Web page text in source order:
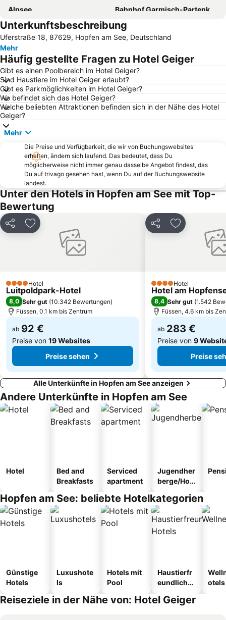
Alpsee
Bahnhof Garmisch-Partenkirchen
Breitachklamm
Plansee
Altstadt Füssen
Partnachklamm
Hohenschwangau
Rübezahl
Linderhof
Großer Alpsee
Kloster Ettal
Fellhorn-Kanzelwand
Bahnhof Füssen
bigBox Allgäu
Walchenseekraftwerk
Imbergbahn Steibis
Elbsee
Eibsee
Weinklause
Rottachsee
Skigebiet Nebelhorn
Klosterbräu
Staffelsee-Freibad
Area 47
Skilifte Oberjoch
Herzogstand
Classic Skigebiet Hausberg
Marienkapelle Hammersbach
Söllereck Ski Resort
Heini-Klopfer-Skiflugschanze
BMW Motorrad Days
Höllentalklamm
Grasgehren
Unterkunftsbeschreibung
Uferstraße 18, 87629, Hopfen am See, Deutschland
Mehr
Häufig gestellte Fragen zu Hotel Geiger
Gibt es einen Poolbereich im Hotel Geiger?
Sind Haustiere im Hotel Geiger erlaubt?
Gibt es Parkmöglichkeiten im Hotel Geiger?
Wo befindet sich das Hotel Geiger?
Welche beliebten Attraktionen befinden sich in der Nähe des Hotel
Geiger?
Mehr
Die Preise und Verfügbarkeit, die wir von Buchungswebsites
erhalten, ändern sich laufend. Das bedeutet, dass Du
möglicherweise nicht immer genau dasselbe Angebot findest, das
Du auf trivago gesehen hast, wenn Du auf der Buchungswebsite
landest.
Unter den Hotels in Hopfen am See mit Top-
Bewertung
Teilen Zu Favoriten hinzufügen
4 SterneHotel
Luitpoldpark-Hotel
8,0 Sehr gut (10.342 Bewertungen)
Füssen, 0.1 km bis Zentrum
ab 92 €
Preise von 19 Websites
Preise sehen
Teilen Zu Favoriten
4 SterneHotel
Hotel am
8,4 Sehr gut (1.542
Füssen, 4.6 km bis
ab 283 €
Preise von 9
Preise
Alle Unterkünfte in Hopfen am See anzeigen
Andere Unterkünfte in Hopfen am See
Hotel
Bed and
Breakfasts
Serviced
apartment
Jugendher
berge/Hos
Hopfen am See: beliebte Hotelkategorien
Günstige
Hotels
Luxushote
ls
Hotels mit
Pool
Haustierfr
eundliche
otels
Reiseziele in der Nähe von: Hotel Geiger